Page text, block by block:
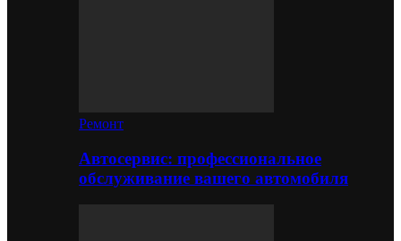
Ремонт
Автосервис: профессиональное
обслуживание вашего автомобиля